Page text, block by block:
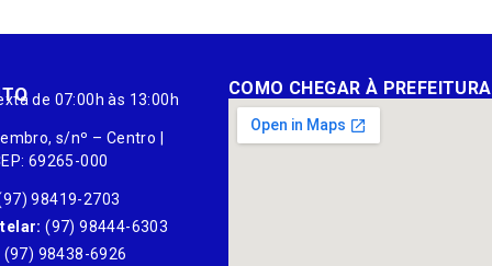
de 07:00h às 13:00h
s/nº – Centro |
69265-000
98419-2703
(97) 98444-6303
(97) 98438-6926
COMO CHEGAR À PREFEITURA